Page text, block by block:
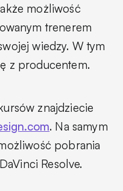
możliwość
trenerem
wiedzy. W tym
z producentem.
znajdziecie
. Na samym
pobrania
Resolve.